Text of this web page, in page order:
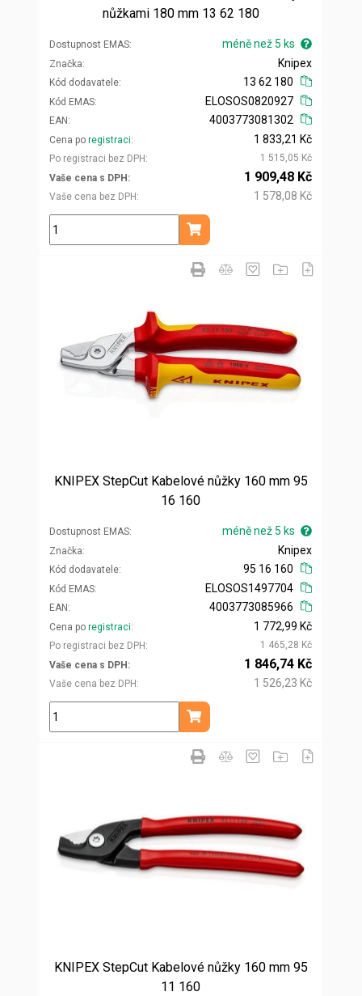
nůžkami 180 mm 13 62 180
Dostupnost EMAS méně než 5 ks
Značka
Kód dodavatele
Knipex
13 62 180
Kód EMAS
EAN
ELOSOS0820927
4003773081302
Cena po registraci
Po registraci bez DPH
1 833,21 Kč
1 515,05 Kč
Vaše cena s DPH
Vaše cena bez DPH
1 909,48 Kč
1 578,08 Kč
ks
Přidat do košíku
KNIPEX StepCut Kabelové nůžky 160 mm 95
16 160
Dostupnost EMAS méně než 5 ks
Značka
Kód dodavatele
Knipex
95 16 160
Kód EMAS
EAN
ELOSOS1497704
4003773085966
Cena po registraci
Po registraci bez DPH
1 772,99 Kč
1 465,28 Kč
Vaše cena s DPH
Vaše cena bez DPH
1 846,74 Kč
1 526,23 Kč
ks
Přidat do košíku
KNIPEX StepCut Kabelové nůžky 160 mm 95
11 160